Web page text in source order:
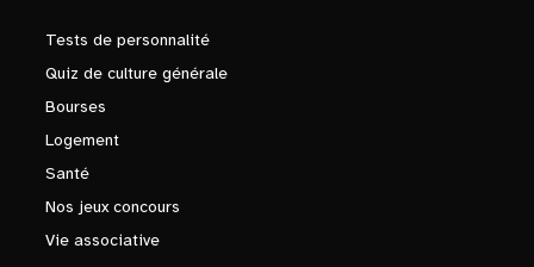
Tests de personnalité
Quiz de culture générale
Bourses
Logement
Santé
Nos jeux concours
Vie associative